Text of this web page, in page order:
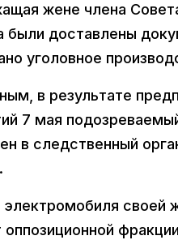
жене члена
были доставлены
уголовное
в результате
7 мая
в следственный
своей
оппозиционной